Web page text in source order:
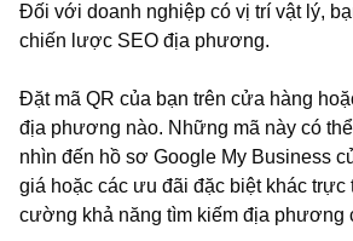
Đối với doanh nghiệp có vị trí vật lý,
chiến lược SEO địa phương.
Đặt mã QR của bạn trên cửa hàng
địa phương nào. Những mã này có
nhìn đến hồ sơ Google My Business
giá hoặc các ưu đãi đặc biệt khác trực
cường khả năng tìm kiếm địa phương